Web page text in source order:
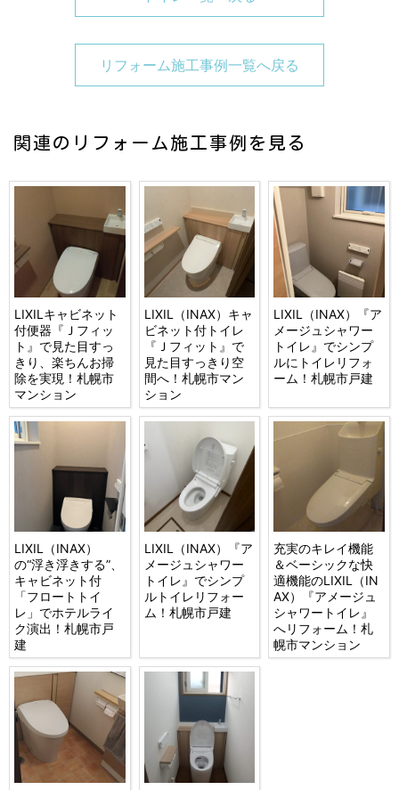
リフォーム施工事例一覧へ戻る
関連のリフォーム施工事例を見る
LIXILキャビネット
付便器『Ｊフィッ
ト』で見た目すっ
きり、楽ちんお掃
除を実現！札幌市
マンション
LIXIL（INAX）キャ
ビネット付トイレ
『Ｊフィット』で
見た目すっきり空
間へ！札幌市マン
ション
LIXIL（INAX）『ア
メージュシャワー
トイレ』でシンプ
ルにトイレリフォ
ーム！札幌市戸建
LIXIL（INAX）
の“浮き浮きする”、
キャビネット付
「フロートトイ
レ」でホテルライ
ク演出！札幌市戸
建
LIXIL（INAX）『ア
メージュシャワー
トイレ』でシンプ
ルトイレリフォー
ム！札幌市戸建
充実のキレイ機能
＆ベーシックな快
適機能のLIXIL（IN
AX）『アメージュ
シャワートイレ』
へリフォーム！札
幌市マンション